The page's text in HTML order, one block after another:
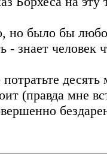
но было бы
- знает человек
десять
(правда мне